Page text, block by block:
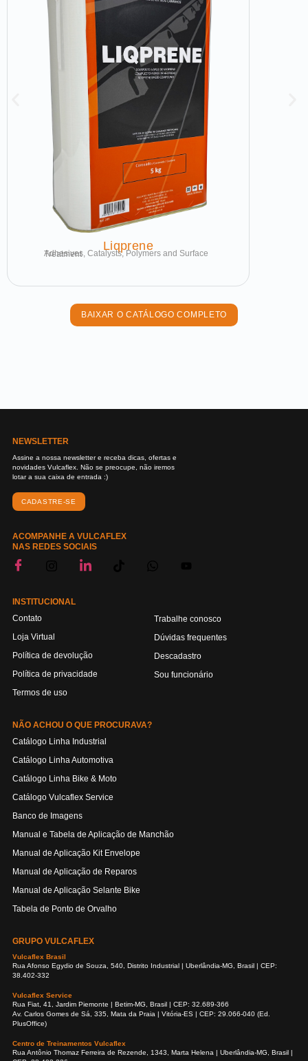
Liqprene
Adhesives, Catalysts, Polymers and Surface Treatment
BAIXAR O CATÁLOGO COMPLETO
NEWSLETTER
Assine a nossa newsletter e receba dicas, ofertas e
novidades Vulcaflex. Não se preocupe, não iremos
lotar a sua caixa de entrada :)
CADASTRE-SE
ACOMPANHE A VULCAFLEX
NAS REDES SOCIAIS
INSTITUCIONAL
Contato
Loja Virtual
Política de devolução
Política de privacidade
Termos de uso
Trabalhe conosco
Dúvidas frequentes
Descadastro
Sou funcionário
NÃO ACHOU O QUE PROCURAVA?
Catálogo Linha Industrial
Catálogo Linha Automotiva
Catálogo Linha Bike & Moto
Catálogo Vulcaflex Service
Banco de Imagens
Manual e Tabela de Aplicação de Manchão
Manual de Aplicação Kit Envelope
Manual de Aplicação de Reparos
Manual de Aplicação Selante Bike
Tabela de Ponto de Orvalho
GRUPO VULCAFLEX
Vulcaflex Brasil
Rua Afonso Egydio de Souza, 540, Distrito Industrial | Uberlândia-MG, Brasil | CEP:
38.402-332
Vulcaflex Service
Rua Fiat, 41, Jardim Piemonte | Betim-MG, Brasil | CEP: 32.689-366
Av. Carlos Gomes de Sá, 335, Mata da Praia | Vitória-ES | CEP: 29.066-040 (Ed.
PlusOffice)
Centro de Treinamentos Vulcaflex
Rua Antônio Thomaz Ferreira de Rezende, 1343, Marta Helena | Uberlândia-MG, Brasil |